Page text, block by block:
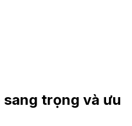
sang trọng và ưu